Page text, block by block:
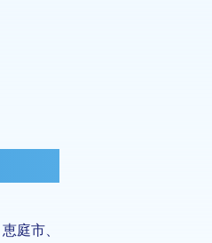
恵庭市